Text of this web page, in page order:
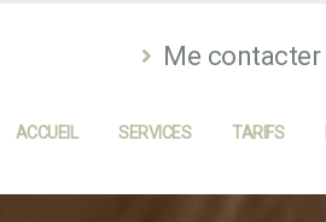
Me contacter
ACCUEIL SERVICES TARIFS